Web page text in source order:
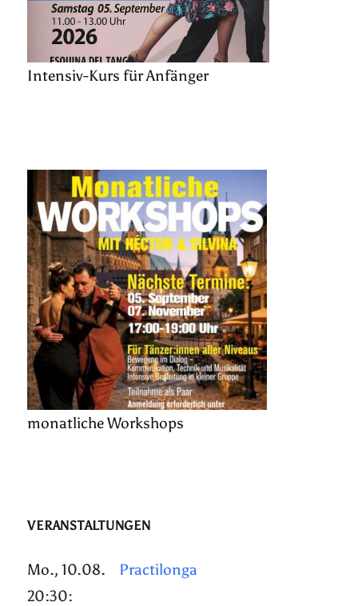
Intensiv-Kurs für Anfänger
monatliche Workshops
VERANSTALTUNGEN
Mo., 10.08.
20:30:
Practilonga